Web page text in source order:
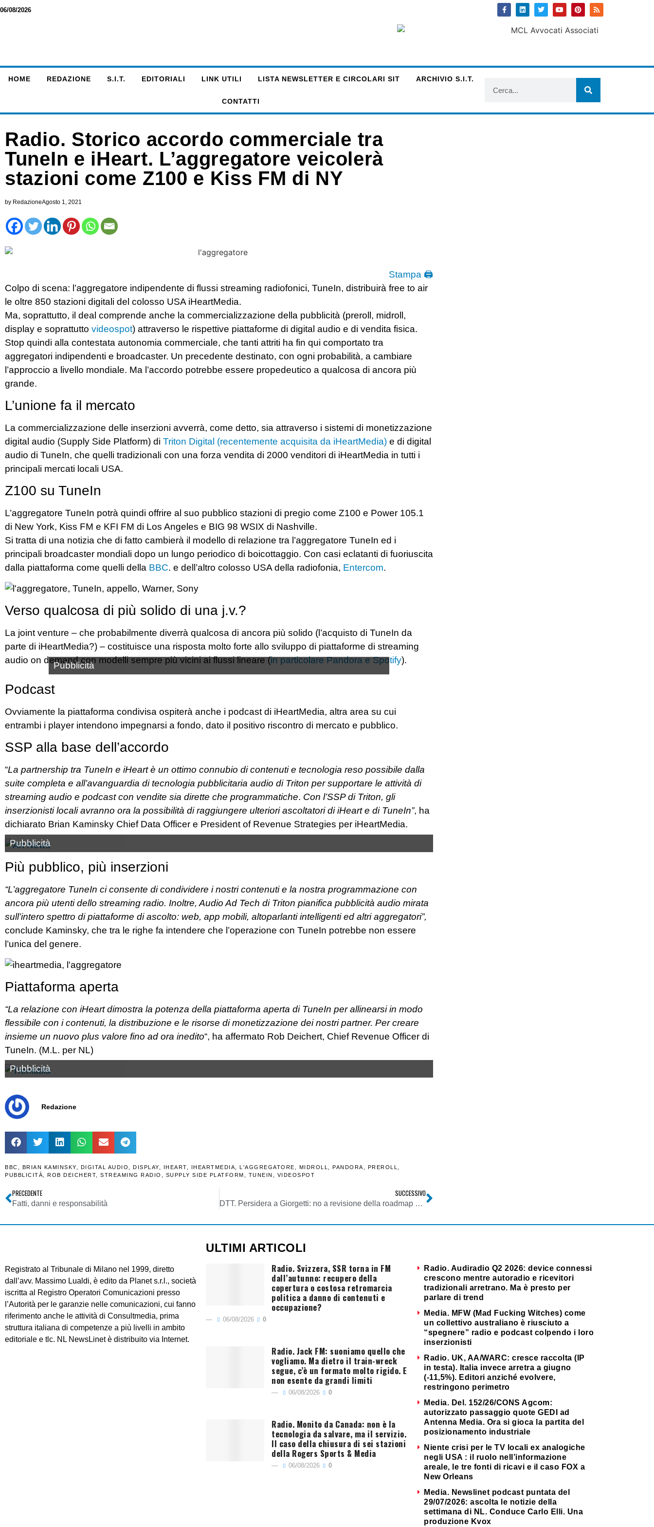
06/08/2026
HOME REDAZIONE S.I.T. EDITORIALI LINK UTILI LISTA NEWSLETTER E CIRCOLARI SIT ARCHIVIO S.I.T.
CONTATTI
Radio. Storico accordo commerciale tra
TuneIn e iHeart. L’aggregatore veicolerà
stazioni come Z100 e Kiss FM di NY
by RedazioneAgosto 1, 2021
Stampa 🖨
Colpo di scena: l’aggregatore indipendente di flussi streaming radiofonici, TuneIn, distribuirà free to air
le oltre 850 stazioni digitali del colosso USA iHeartMedia.
Ma, soprattutto, il deal comprende anche la commercializzazione della pubblicità (preroll, midroll,
display e soprattutto videospot) attraverso le rispettive piattaforme di digital audio e di vendita fisica.
Stop quindi alla contestata autonomia commerciale, che tanti attriti ha fin qui comportato tra
aggregatori indipendenti e broadcaster. Un precedente destinato, con ogni probabilità, a cambiare
l’approccio a livello mondiale. Ma l’accordo potrebbe essere propedeutico a qualcosa di ancora più
grande.
L’unione fa il mercato
La commercializzazione delle inserzioni avverrà, come detto, sia attraverso i sistemi di monetizzazione
digital audio (Supply Side Platform) di Triton Digital (recentemente acquisita da iHeartMedia) e di digital
audio di TuneIn, che quelli tradizionali con una forza vendita di 2000 venditori di iHeartMedia in tutti i
principali mercati locali USA.
Z100 su TuneIn
L’aggregatore TuneIn potrà quindi offrire al suo pubblico stazioni di pregio come Z100 e Power 105.1
di New York, Kiss FM e KFI FM di Los Angeles e BIG 98 WSIX di Nashville.
Si tratta di una notizia che di fatto cambierà il modello di relazione tra l’aggregatore TuneIn ed i
principali broadcaster mondiali dopo un lungo periodico di boicottaggio. Con casi eclatanti di fuoriuscita
dalla piattaforma come quelli della BBC. e dell’altro colosso USA della radiofonia, Entercom.
Verso qualcosa di più solido di una j.v.?
La joint venture – che probabilmente diverrà qualcosa di ancora più solido (l’acquisto di TuneIn da
parte di iHeartMedia?) – costituisce una risposta molto forte allo sviluppo di piattaforme di streaming
audio on demand con modelli sempre più vicini ai flussi lineare (in particolare Pandora e Spotify).
Pubblicità
Podcast
Ovviamente la piattaforma condivisa ospiterà anche i podcast di iHeartMedia, altra area su cui
entrambi i player intendono impegnarsi a fondo, dato il positivo riscontro di mercato e pubblico.
SSP alla base dell’accordo
“La partnership tra TuneIn e iHeart è un ottimo connubio di contenuti e tecnologia reso possibile dalla
suite completa e all’avanguardia di tecnologia pubblicitaria audio di Triton per supportare le attività di
streaming audio e podcast con vendite sia dirette che programmatiche. Con l’SSP di Triton, gli
inserzionisti locali avranno ora la possibilità di raggiungere ulteriori ascoltatori di iHeart e di TuneIn”, ha
dichiarato Brian Kaminsky Chief Data Officer e President of Revenue Strategies per iHeartMedia.
Pubblicità
Più pubblico, più inserzioni
“L’aggregatore TuneIn ci consente di condividere i nostri contenuti e la nostra programmazione con
ancora più utenti dello streaming radio. Inoltre, Audio Ad Tech di Triton pianifica pubblicità audio mirata
sull’intero spettro di piattaforme di ascolto: web, app mobili, altoparlanti intelligenti ed altri aggregatori”,
conclude Kaminsky, che tra le righe fa intendere che l’operazione con TuneIn potrebbe non essere
l’unica del genere.
Piattaforma aperta
“La relazione con iHeart dimostra la potenza della piattaforma aperta di TuneIn per allinearsi in modo
flessibile con i contenuti, la distribuzione e le risorse di monetizzazione dei nostri partner. Per creare
insieme un nuovo plus valore fino ad ora inedito“, ha affermato Rob Deichert, Chief Revenue Officer di
TuneIn. (M.L. per NL)
Pubblicità
Redazione
BBC BRIAN KAMINSKY DIGITAL AUDIO DISPLAY IHEART IHEARTMEDIA L'AGGREGATORE MIDROLL PANDORA PREROLL
PUBBLICITÀ
ROB DEICHERT STREAMING RADIO SUPPLY SIDE PLATFORM TUNEIN VIDEOSPOT
PRECEDENTE
Fatti, danni e responsabilità
SUCCESSIVO
DTT. Persidera a Giorgetti: no a revisione della roadmap senza obbligo Mpeg4. Sarebbero danneggiati solo fornitori di contenuti indipendenti
Registrato al Tribunale di Milano nel 1999, diretto
dall’avv. Massimo Lualdi, è edito da Planet s.r.l., società
iscritta al Registro Operatori Comunicazioni presso
l’Autorità per le garanzie nelle comunicazioni, cui fanno
riferimento anche le attività di Consultmedia, prima
struttura italiana di competenze a più livelli in ambito
editoriale e tlc. NL NewsLinet è distribuito via Internet.
ULTIMI ARTICOLI
Radio. Svizzera, SSR torna in FM
dall’autunno: recupero della
copertura o costosa retromarcia
politica a danno di contenuti e
occupazione?
06/08/2026 0
Radio. Jack FM: suoniamo quello che
vogliamo. Ma dietro il train-wreck
segue, c’è un formato molto rigido. E
non esente da grandi limiti
06/08/2026 0
Radio. Monito da Canada: non è la
tecnologia da salvare, ma il servizio.
Il caso della chiusura di sei stazioni
della Rogers Sports & Media
06/08/2026 0
Radio. Audiradio Q2 2026: device connessi
crescono mentre autoradio e ricevitori
tradizionali arretrano. Ma è presto per
parlare di trend
Media. MFW (Mad Fucking Witches) come
un collettivo australiano è riusciuto a
“spegnere” radio e podcast colpendo i loro
inserzionisti
Radio. UK, AA/WARC: cresce raccolta (IP
in testa). Italia invece arretra a giugno
(-11,5%). Editori anziché evolvere,
restringono perimetro
Media. Del. 152/26/CONS Agcom:
autorizzato passaggio quote GEDI ad
Antenna Media. Ora si gioca la partita del
posizionamento industriale
Niente crisi per le TV locali ex analogiche
negli USA : il ruolo nell’informazione
areale, le tre fonti di ricavi e il caso FOX a
New Orleans
Media. Newslinet podcast puntata del
29/07/2026: ascolta le notizie della
settimana di NL. Conduce Carlo Elli. Una
produzione Kvox